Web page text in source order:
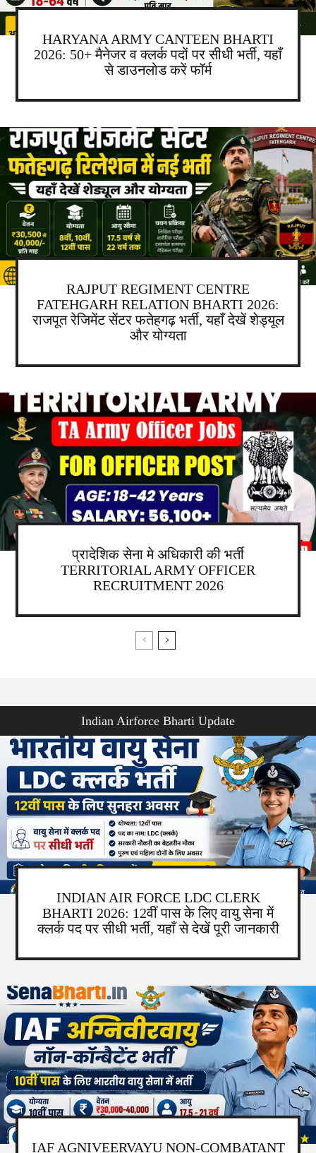
HARYANA ARMY CANTEEN BHARTI
2026: 50+ मैनेजर व क्लर्क पदों पर सीधी भर्ती, यहाँ
से डाउनलोड करें फॉर्म
RAJPUT REGIMENT CENTRE
FATEHGARH RELATION BHARTI 2026:
राजपूत रेजिमेंट सेंटर फतेहगढ़ भर्ती, यहाँ देखें शेड्यूल
और योग्यता
प्रादेशिक सेना मे अधिकारी की भर्ती
TERRITORIAL ARMY OFFICER
RECRUITMENT 2026
Indian Airforce Bharti Update
INDIAN AIR FORCE LDC CLERK
BHARTI 2026: 12वीं पास के लिए वायु सेना में
क्लर्क पद पर सीधी भर्ती, यहाँ से देखें पूरी जानकारी
IAF AGNIVEERVAYU NON-COMBATANT